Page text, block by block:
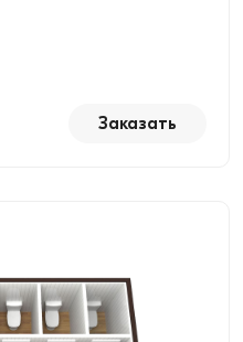
Заказать